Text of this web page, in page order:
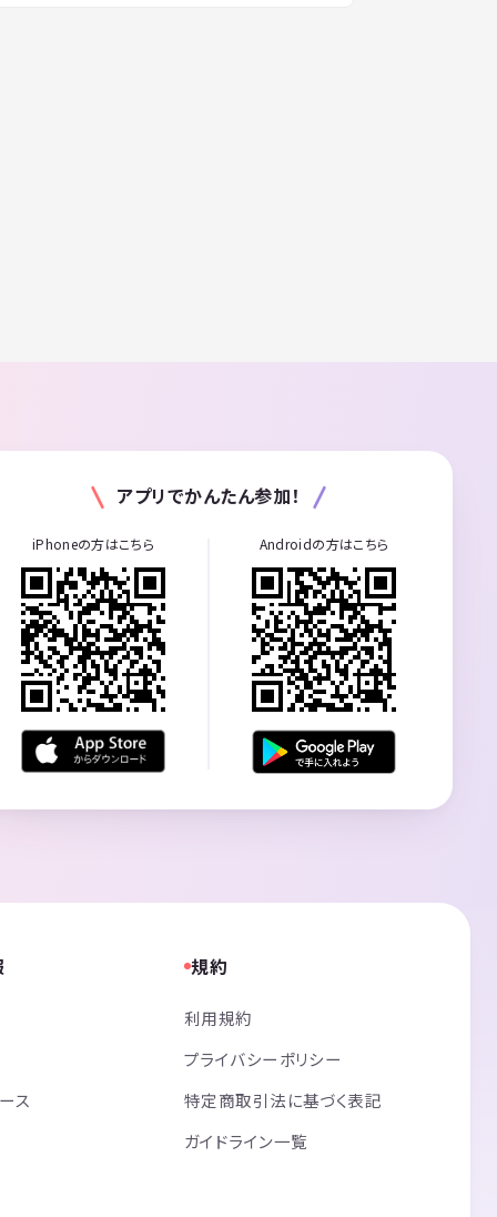
アプリでかんたん参加！
iPhoneの方はこちら Androidの方はこちら
ス
規約
利用規約
プライバシーポリシー
特定商取引法に基づく表記
ガイドライン一覧